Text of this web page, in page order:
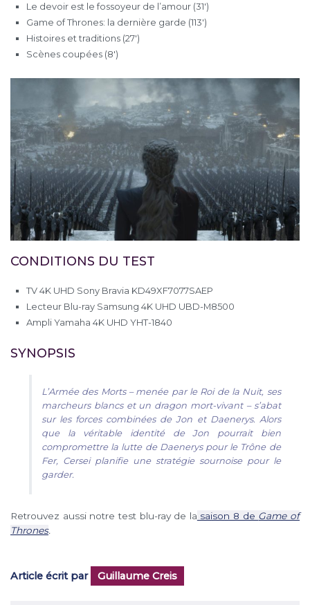
Le devoir est le fossoyeur de l’amour (31′)
Game of Thrones: la dernière garde (113′)
Histoires et traditions (27′)
Scènes coupées (8′)
CONDITIONS DU TEST
TV 4K UHD Sony Bravia KD49XF7077SAEP
Lecteur Blu-ray Samsung 4K UHD UBD-M8500
Ampli Yamaha 4K UHD YHT-1840
SYNOPSIS
L’Armée des Morts – menée par le Roi de la Nuit, ses
marcheurs blancs et un dragon mort-vivant – s’abat
sur les forces combinées de Jon et Daenerys. Alors
que la véritable identité de Jon pourrait bien
compromettre la lutte de Daenerys pour le Trône de
Fer, Cersei planifie une stratégie sournoise pour le
garder.
Retrouvez aussi notre test blu-ray de la saison 8 de Game of
Thrones.
Article écrit par Guillaume Creis